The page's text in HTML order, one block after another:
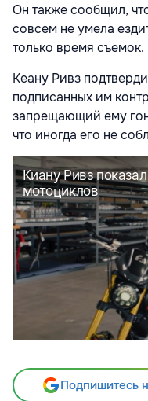
Он также сообщил,
совсем не умела
только время съемок.
Кеану Ривз
подписанных им
запрещающий ему
что иногда его не
Подпишитесь